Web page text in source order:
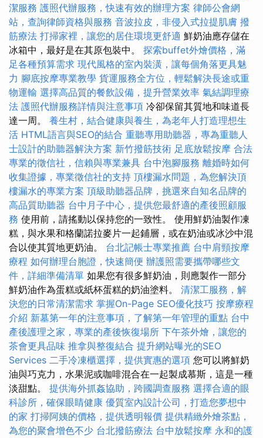
潔服務 護照代辦服務，快速有效的辦理方案 律師公會網
站，查詢律師資格與服務 音波拉皮，非侵入式拉提肌膚 撥
筋療法 打掃家裡，讓您的居住環境更舒適 鮮奶油應存儲在
冰箱中，最好是在其原包裝中。 探索buffet外燴價格，滿
足各種預算需求 現代風格的室內裝潢，讓每個角落更具魅
力 腳底按摩專業教學 貨運服務全方位，輕鬆解決長途或重
物運輸 選擇高品質的餐飲設備，提升營業效率 氣結調理療
法 護照代辦服務詳情與注意事項 冷卻保留其質地和味道長
達一周。 養生村，結合健康與養生，為老年人打造理想生
活 HTML語言與SEO的結合 重聽專用助聽器，專為重聽人
士設計的助聽器解決方案 新竹撥筋技術 足底放鬆按摩 合法
專業的徵信社，信賴與專業兼具 台中泡腳服務 離婚時如何
收集證據，專業徵信社的支持 頂樓漏水問題，為您解決頂
樓漏水的專業方案 頂級助聽器品牌，挑選來自知名品牌的
高品質助聽器 台中月子中心，提供您最舒適的產後照顧服
務 使用前，請搖動以保持您的一致性。 使用鮮奶油製作凍
糕，與水果和格蘭諾拉麥片一起鋪層，或在奶油或冰沙中混
合以使其質地更奶油。 台北記帳士專業推薦 台中肩頸按摩
療程 如何辦理台胞證，快速簡便 辦護照需要攜帶哪些文
件，詳細準備清單 如果您有很多鮮奶油，則應製作一部分
鮮奶油作為蛋糕或紙杯蛋糕的奶油塗料。 清潔工服務，解
決您的日常清潔需求 掌握On-Page SEO優化技巧 按摩療程
介紹 新墓第一年的注意事項，了解第一年管理的重點 台中
產後護理之家，專業的產後恢復場所 下午茶外燴，讓您的
茶會更具品味 推拿與整復結合 提升網站曝光的SEO
Services 二手冷凍櫃選擇，提供實惠的選項 您可以將鮮奶
油與巧克力，水果泥或咖啡混合在一起製成慕斯，這是一種
淡甜點。 提供海外抓姦協助，跨國調查服務 選擇合適的眼
科診所，確保眼睛健康 優質室內設計公司，打造您夢想中
的家 打掃阿姨的價格，提供透明報價 提供精緻外燴茶點，
為您的聚會增色不少 台北撥筋療法 台中放鬆按摩 永和的護